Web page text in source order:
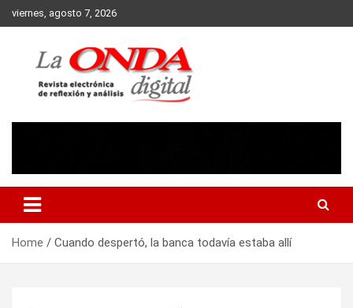
Skip
to
viernes, agosto 7, 2026
Home Cuando despertó, la banca todavía estaba allí